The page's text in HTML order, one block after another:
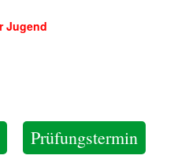
Jugend
Prüfungstermin